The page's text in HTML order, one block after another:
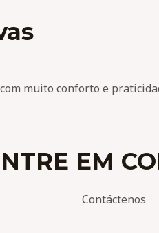
muito conforto e
EM
Contáctenos